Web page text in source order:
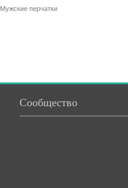
Мужские перчатки
Сообщество